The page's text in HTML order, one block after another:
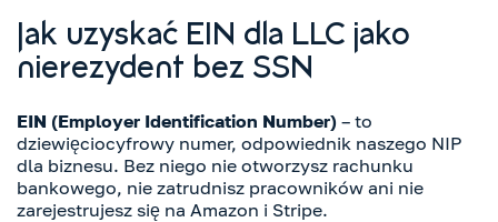
Jak uzyskać EIN dla LLC jako
nierezydent bez SSN
EIN (Employer Identification Number) – to
dziewięciocyfrowy numer, odpowiednik naszego NIP
dla biznesu. Bez niego nie otworzysz rachunku
bankowego, nie zatrudnisz pracowników ani nie
zarejestrujesz się na Amazon i Stripe.